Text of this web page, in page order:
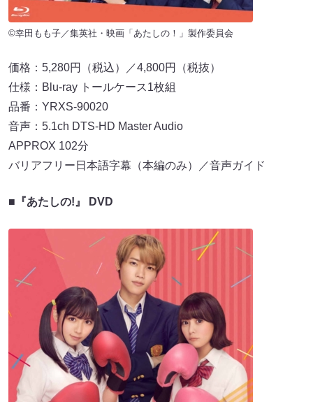
©幸田もも子／集英社・映画「あたしの！」製作委員会
価格：5,280円（税込）／4,800円（税抜）
仕様：Blu-ray トールケース1枚組
品番：YRXS-90020
音声：5.1ch DTS-HD Master Audio
APPROX 102分
バリアフリー日本語字幕（本編のみ）／音声ガイド
■ 『あたしの!』 DVD